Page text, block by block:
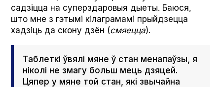
садзіцца на суперздаровыя дыеты. Баюся,
што мне з гэтымі кілаграмамі прыйдзецца
хадзіць да скону дзён (смяецца).
Таблеткі ўвялі мяне ў стан менапаўзы, я
ніколі не змагу больш мець дзяцей.
Цяпер у мяне той стан, які звычайна